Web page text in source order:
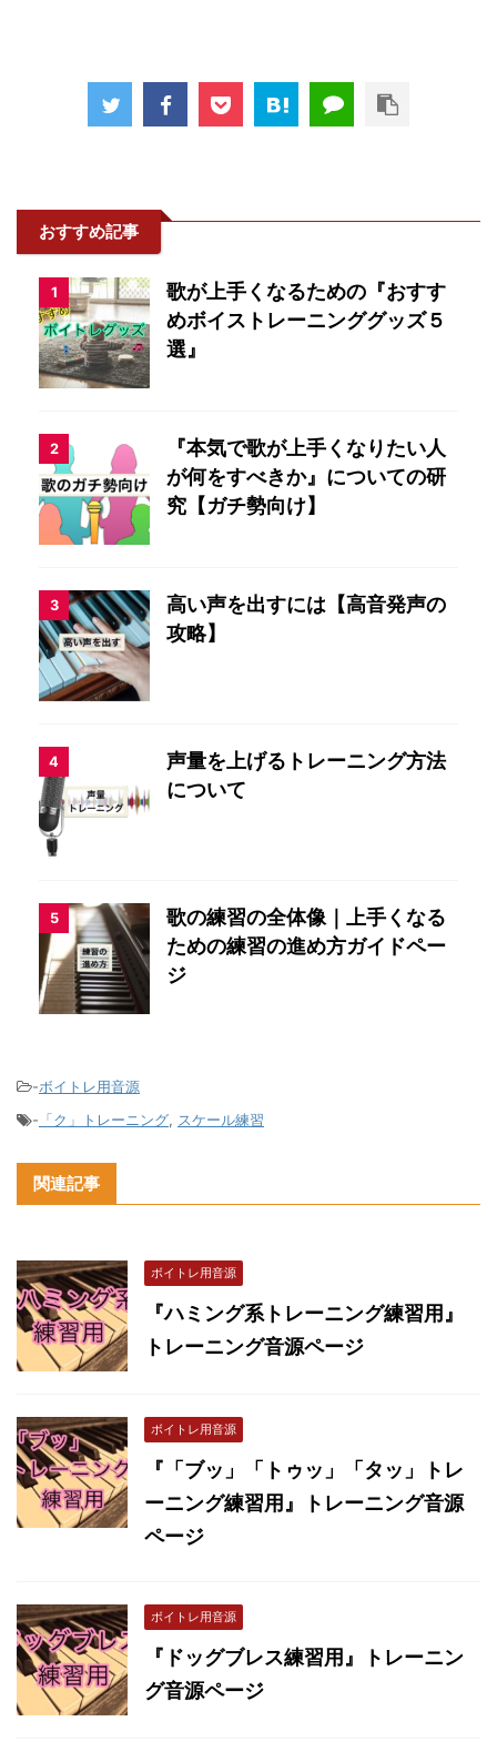
おすすめ記事
1
歌が上手くなるための『おすす
めボイストレーニンググッズ５
選』
2
『本気で歌が上手くなりたい人
が何をすべきか』についての研
究【ガチ勢向け】
3
高い声を出すには【高音発声の
攻略】
4
声量を上げるトレーニング方法
について
5
歌の練習の全体像｜上手くなる
ための練習の進め方ガイドペー
ジ
-ボイトレ用音源
- 「ク」トレーニング, スケール練習
関連記事
ボイトレ用音源
『ハミング系トレーニング練習用』
トレーニング音源ページ
ボイトレ用音源
『「ブッ」「トゥッ」「タッ」トレ
ーニング練習用』トレーニング音源
ページ
ボイトレ用音源
『ドッグブレス練習用』トレーニン
グ音源ページ